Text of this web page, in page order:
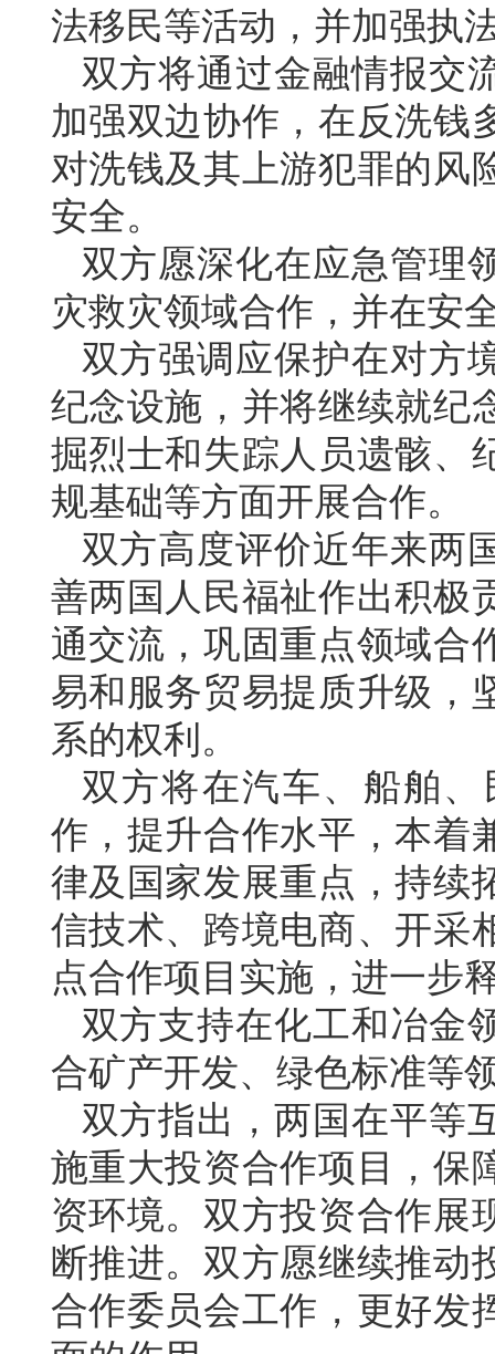
法移民等活动，并加强执
双方将通过金融情报交
加强双边协作，在反洗钱
对洗钱及其上游犯罪的风
安全。
双方愿深化在应急管理
灾救灾领域合作，并在安
双方强调应保护在对方
纪念设施，并将继续就纪
掘烈士和失踪人员遗骸、
规基础等方面开展合作。
双方高度评价近年来两
善两国人民福祉作出积极
通交流，巩固重点领域合
易和服务贸易提质升级，
系的权利。
双方将在汽车、船舶
作，提升合作水平，本着
律及国家发展重点，持续
信技术、跨境电商、开采
点合作项目实施，进一步
双方支持在化工和冶金
合矿产开发、绿色标准等
双方指出，两国在平等
施重大投资合作项目，保
资环境。双方投资合作展
断推进。双方愿继续推动
合作委员会工作，更好发